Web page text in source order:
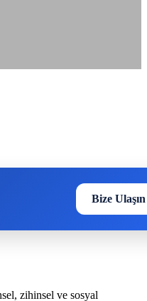
Bize Ulaşın
zihinsel ve sosyal